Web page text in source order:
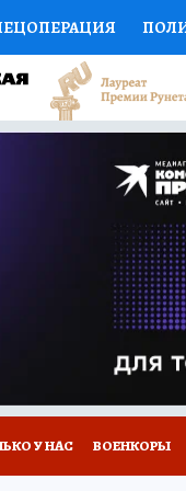
СПОРТ
ДОКТОР
ПРОГНОЗЫ НА СПОРТ
НОВОЕ
У НАС ВОЕНКОРЫ